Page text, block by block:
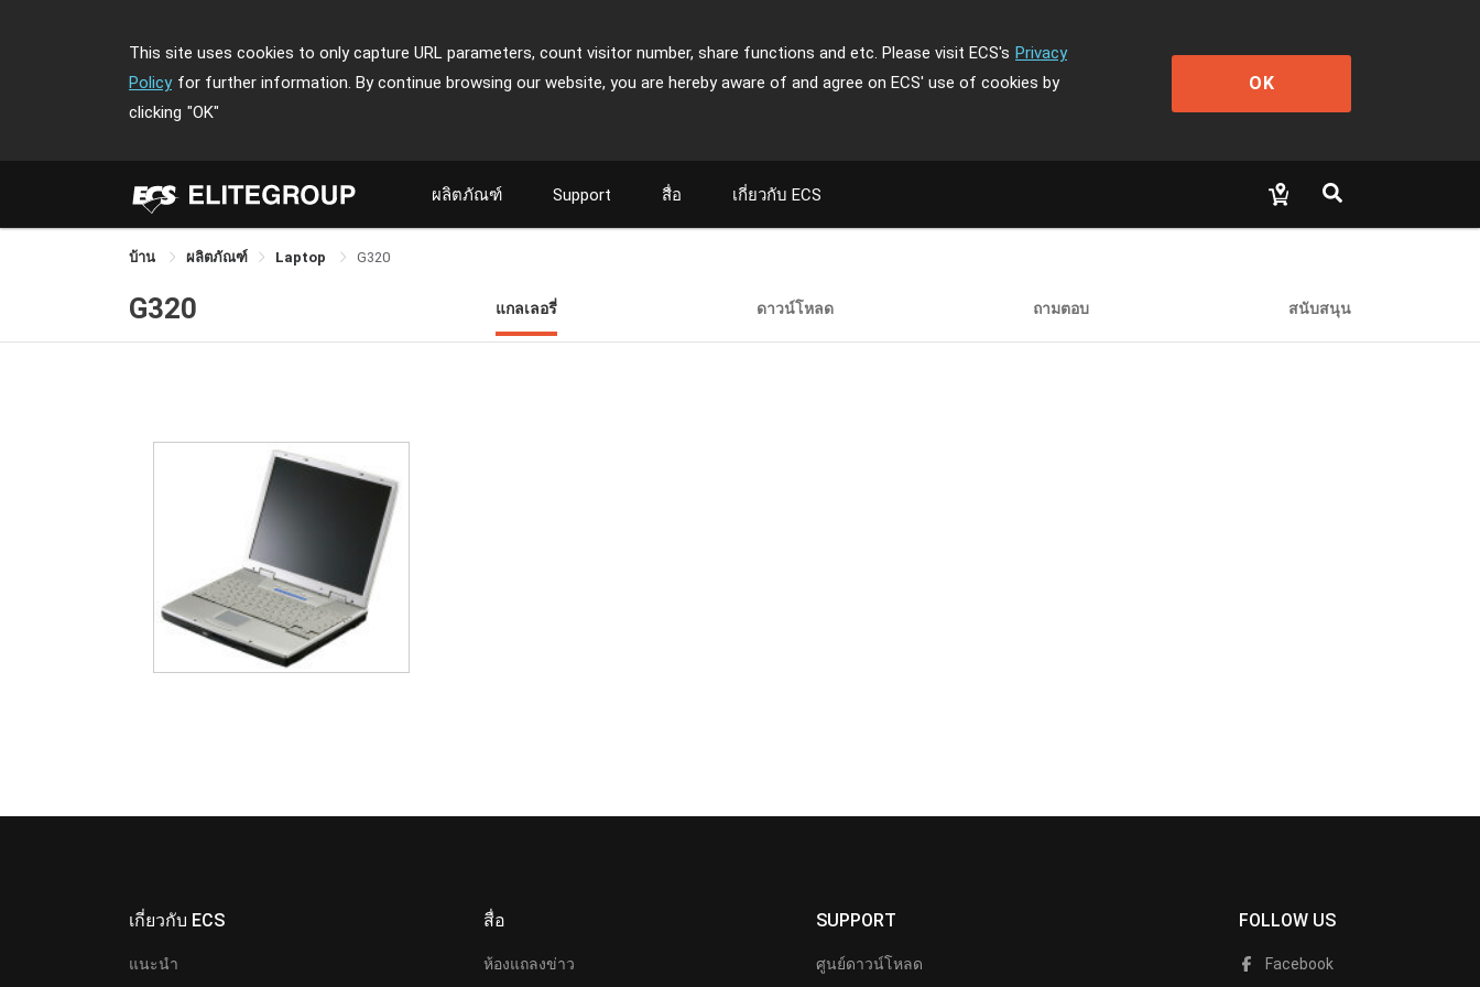
This site uses cookies to only capture URL parameters, count visitor number, share functions and etc. Please visit ECS's Privacy
Policy for further information. By continue browsing our website, you are hereby aware of and agree on ECS' use of cookies by
clicking "OK"
OK
ผลิตภัณฑ์ Support สื่อ เกี่ยวกับ ECS
บ้าน ผลิตภัณฑ์ Laptop G320
G320 แกลเลอรี่ ดาวน์โหลด ถามตอบ สนับสนุน
เกี่ยวกับ ECS
แนะนำ
สื่อ
ห้องแถลงข่าว
SUPPORT
ศูนย์ดาวน์โหลด
FOLLOW US
Facebook